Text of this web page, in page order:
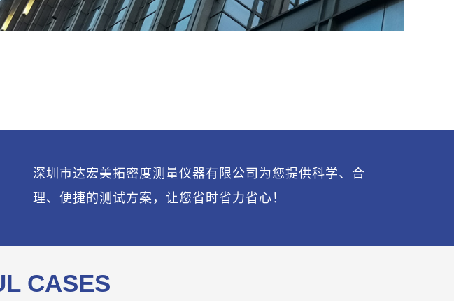
深圳市达宏美拓密度测量仪器有限公司为您提供科学、合
理、便捷的测试方案，让您省时省力省心！
CASES